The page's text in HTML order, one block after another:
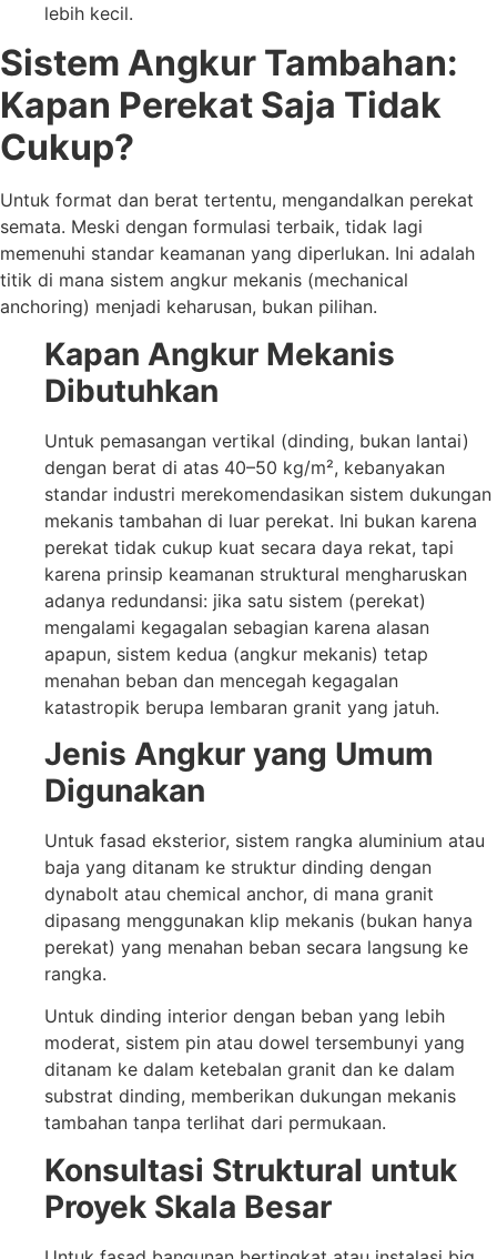
lebih kecil.
Sistem Angkur Tambahan:
Kapan Perekat Saja Tidak
Cukup?
Untuk format dan berat tertentu, mengandalkan perekat
semata. Meski dengan formulasi terbaik, tidak lagi
memenuhi standar keamanan yang diperlukan. Ini adalah
titik di mana sistem angkur mekanis (mechanical
anchoring) menjadi keharusan, bukan pilihan.
Kapan Angkur Mekanis
Dibutuhkan
Untuk pemasangan vertikal (dinding, bukan lantai)
dengan berat di atas 40–50 kg/m², kebanyakan
standar industri merekomendasikan sistem dukungan
mekanis tambahan di luar perekat. Ini bukan karena
perekat tidak cukup kuat secara daya rekat, tapi
karena prinsip keamanan struktural mengharuskan
adanya redundansi: jika satu sistem (perekat)
mengalami kegagalan sebagian karena alasan
apapun, sistem kedua (angkur mekanis) tetap
menahan beban dan mencegah kegagalan
katastropik berupa lembaran granit yang jatuh.
Jenis Angkur yang Umum
Digunakan
Untuk fasad eksterior, sistem rangka aluminium atau
baja yang ditanam ke struktur dinding dengan
dynabolt atau chemical anchor, di mana granit
dipasang menggunakan klip mekanis (bukan hanya
perekat) yang menahan beban secara langsung ke
rangka.
Untuk dinding interior dengan beban yang lebih
moderat, sistem pin atau dowel tersembunyi yang
ditanam ke dalam ketebalan granit dan ke dalam
substrat dinding, memberikan dukungan mekanis
tambahan tanpa terlihat dari permukaan.
Konsultasi Struktural untuk
Proyek Skala Besar